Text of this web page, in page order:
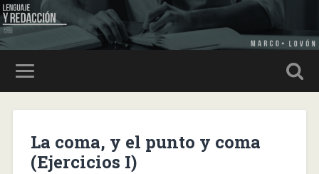
La coma, y el punto y coma
(Ejercicios I)